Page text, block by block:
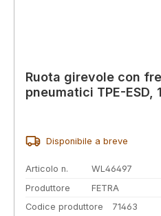
Ruota girevole con
pneumatici TPE-ESD,
Disponibile a breve
Articolo n.
WL46497
Produttore
FETRA
Codice produttore
71463